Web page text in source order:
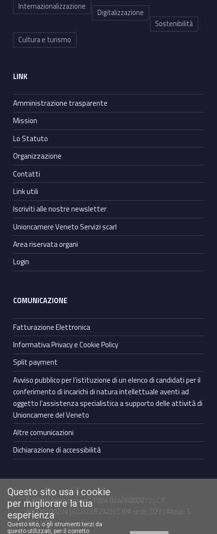
Internazionalizzazione
Digitalizzazione
Sostenibilità
Cultura e turismo
LINK
Amministrazione trasparente
Mission
Lo Statuto
Organizzazione
Contatti
Link utili
Iscriviti alle nostre newsletter
Unioncamere Veneto Servizi scarl
Area riservata organi
Login
COMUNICAZIONE
Fatturazione Elettronica
Informativa Privacy e Cookie Policy
Split payment
Avviso pubblico per l’istituzione di un elenco di candidati per il
conferimento di incarichi di natura intellettuale aventi ad
oggetto l’assistenza specialistica a supporto delle attività di
Unioncamere del Veneto
Altre comunicazioni
Dichiarazione di accessibilità
© 2021 Unioncamere | P.IVA 02406800272 | C.F.
80009100274 | C.U.U. UFZ42J | C.IPA urdc_027 | Ateco: S
94.11.00
Questo sito usa i cookie
per migliorare la tua
esperienza
Questo sito, o gli strumenti terzi da
questo utilizzati, per il corretto